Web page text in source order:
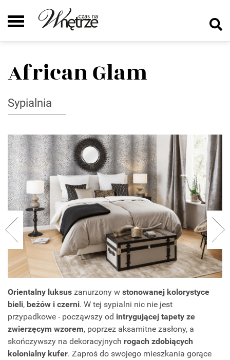
African Glam
Sypialnia
Orientalny luksus zanurzony w stonowanej kolorystyce
bieli, beżów i czerni. W tej sypialni nic nie jest
przypadkowe - począwszy od intrygującej tapety ze
zwierzęcym wzorem, poprzez aksamitne zasłony, a
skończywszy na dekoracyjnych rogach zdobiących
kolonialny kufer. Zaproś do swojego mieszkania gorące